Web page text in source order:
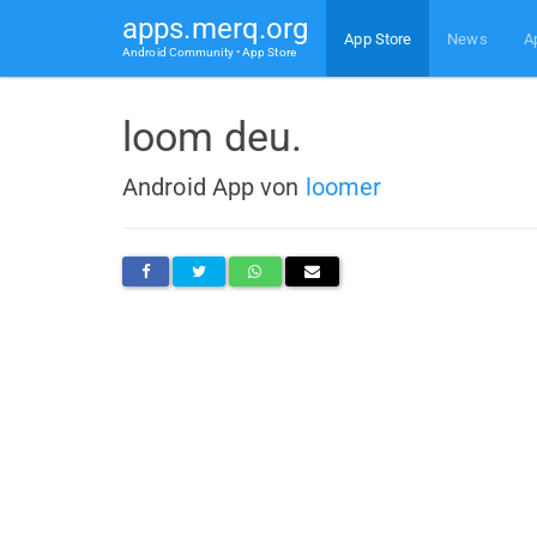
apps.merq.org
Android Community • App Store
App Store News
loom deu.
Android App von loomer